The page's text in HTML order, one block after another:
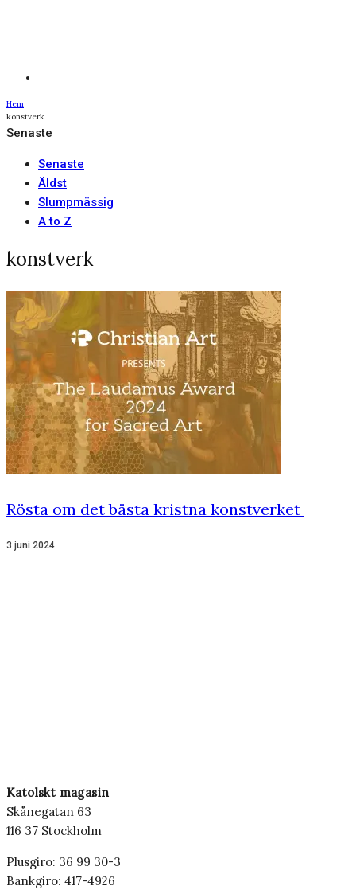
Hem
konstverk
Senaste
Senaste
Äldst
Slumpmässig
A to Z
konstverk
Rösta om det bästa kristna konstverket
3 juni 2024
Katolskt magasin
Skånegatan 63
116 37 Stockholm
Plusgiro: 36 99 30-3
Bankgiro: 417-4926